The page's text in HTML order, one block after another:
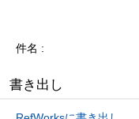
件名
書き出し